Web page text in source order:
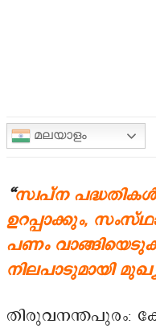
മലയാളം
“സ്വപ്ന
ഉറപ്പാക്കും,
പണം
നിലപാടുമായി
തിരുവനന്തപുരം: